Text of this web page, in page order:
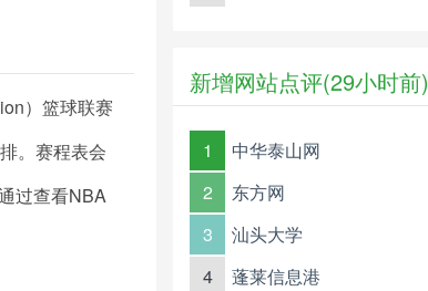
）篮球联赛
。赛程表会
过查看NBA
新增网站点评(29小时前)
1 中华泰山网
2 东方网
3 汕头大学
4 蓬莱信息港